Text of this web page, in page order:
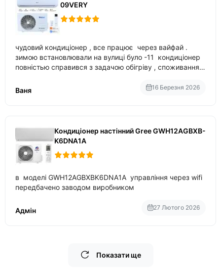
09VERY
чудовий кондиціонер , все працює через вайфай .
зимою встановлювали на вулиці було -11 кондиціонер
повністью справився з задачою обігріву , споживання
температури
Ваня 16 Березня 2026
Кондиціонер настінний Gree GWH12AGBXB-
K6DNA1A
в моделі GWH12AGBXBK6DNA1A управління через wifi
передбачено заводом виробником
Адмін 27 Лютого 2026
Показати ще